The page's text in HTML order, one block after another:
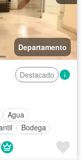
Departamento
Destacado
Agua
Bodega
de vigilancia
Cocina equipada